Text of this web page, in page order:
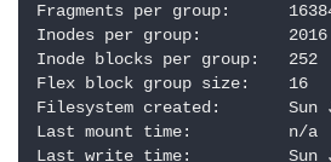
Fragments per group:
Inodes per group:         2016
Inode blocks per group:   252
Flex block group size:    16
Filesystem created:       Sun
Last mount time:          n/a
Last write time:          Sun